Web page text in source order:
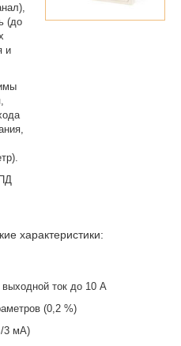
(до
и
характеристики:
ток до 10 А
(0,2 %)
3 мА)